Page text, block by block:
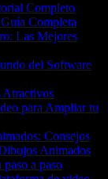
Completo
Completa
Las Mejores
del Software
Atractivos
para Ampliar tu
Consejos
Animados
a paso